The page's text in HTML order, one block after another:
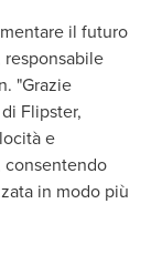
il futuro
responsabile
"Grazie
Flipster,
e
in modo più